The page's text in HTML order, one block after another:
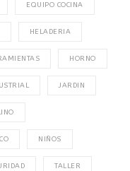
EQUIPO COCINA
HELADERIA
HORNO
JARDIN
NIÑOS
TALLER